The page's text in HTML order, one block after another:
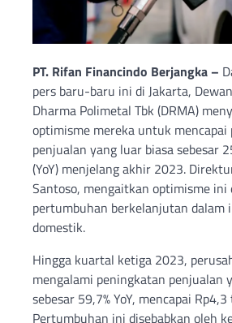
PT. Rifan Financindo Berjangka –
pers baru-baru ini di Jakarta,
Dharma Polimetal Tbk (DRMA)
optimisme mereka untuk
penjualan yang luar biasa sebesar
(YoY) menjelang akhir 2023.
Santoso, mengaitkan optimisme ini
pertumbuhan berkelanjutan
domestik.
Hingga kuartal ketiga 2023,
mengalami peningkatan penjualan
sebesar 59,7% YoY, mencapai
Pertumbuhan ini disebabkan oleh